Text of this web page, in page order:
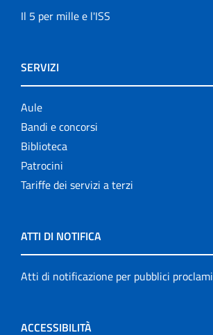
Il 5 per mille e l'ISS
SERVIZI
Aule
Bandi e concorsi
Biblioteca
Patrocini
Tariffe dei servizi a terzi
ATTI DI NOTIFICA
Atti di notificazione per pubblici proclami
ACCESSIBILITÀ